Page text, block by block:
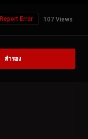
107 Views
Report Error
สำรอง